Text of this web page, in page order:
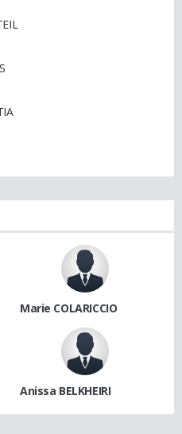
Marie COLARICCIO
Anissa BELKHEIRI